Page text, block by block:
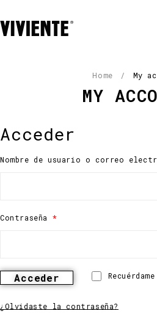
MY
Home / My
Acceder
Nombre de usuario o correo
Contraseña *
Recuérdame
Acceder
¿Olvidaste la contraseña?